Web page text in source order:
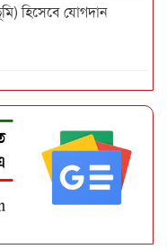
হিসেবে যোগদান